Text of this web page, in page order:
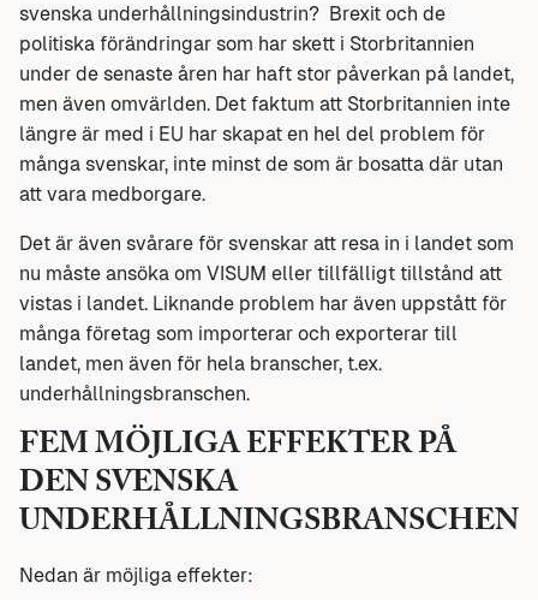
svenska underhållningsindustrin? Brexit och de
politiska förändringar som har skett i Storbritannien
under de senaste åren har haft stor påverkan på landet,
men även omvärlden. Det faktum att Storbritannien inte
längre är med i EU har skapat en hel del problem för
många svenskar, inte minst de som är bosatta där utan
att vara medborgare.
Det är även svårare för svenskar att resa in i landet som
nu måste ansöka om VISUM eller tillfälligt tillstånd att
vistas i landet. Liknande problem har även uppstått för
många företag som importerar och exporterar till
landet, men även för hela branscher, t.ex.
underhållningsbranschen.
FEM MÖJLIGA EFFEKTER PÅ
DEN SVENSKA
UNDERHÅLLNINGSBRANSCHEN
Nedan är möjliga effekter: